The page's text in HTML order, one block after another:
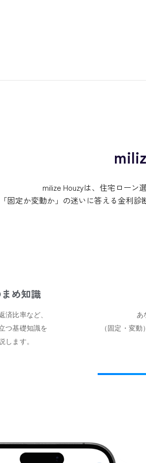
milize Houzyは、住宅ローン
「固定か変動か」の迷いに答える金利
診断
金利タイプ
リスクと将来設計から
案
借
無理の